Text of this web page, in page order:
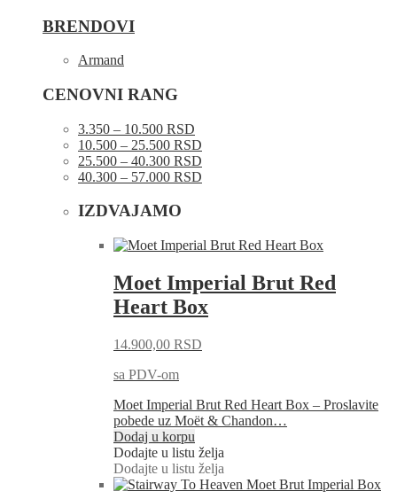
BRENDOVI
Armand
CENOVNI RANG
3.350 – 10.500 RSD
10.500 – 25.500 RSD
25.500 – 40.300 RSD
40.300 – 57.000 RSD
IZDVAJAMO
Moet Imperial Brut Red
Heart Box
14.900,00 RSD
sa PDV-om
Moet Imperial Brut Red Heart Box – Proslavite
pobede uz Moët & Chandon…
Dodaj u korpu
Dodajte u listu želja
Dodajte u listu želja